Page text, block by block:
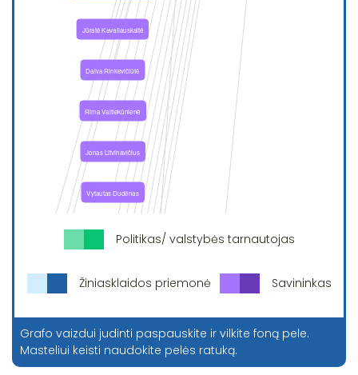
Politikas/ valstybės tarnautojas
Žiniasklaidos priemonė Savininkas
Grafo vaizdui judinti paspauskite ir vilkite foną pele.
Masteliui keisti naudokite pelės ratuką.